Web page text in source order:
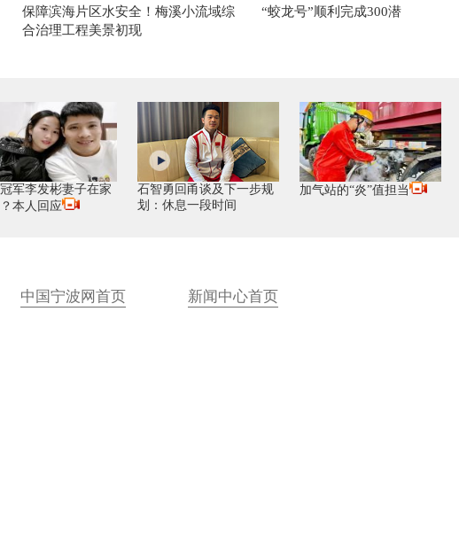
保障滨海片区水安全！梅溪小流域综
合治理工程美景初现
“蛟龙号”顺利完成300潜
军李发彬妻子在家
本人回应
石智勇回甬谈及下一步规
划：休息一段时间
加气站的“炎”值担当
中国宁波网首页 新闻中心首页